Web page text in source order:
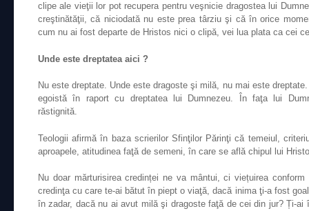
clipe ale vieţii lor pot recupera pentru veşnicie dragostea lui
creştinătăţii, că niciodată nu este prea târziu şi că în orice
cum nu ai fost departe de Hristos nici o clipă, vei lua plata ca cei
Unde este dreptatea aici ?
Nu este dreptate. Unde este dragoste şi milă, nu mai este
egoistă în raport cu dreptatea lui Dumnezeu. În faţa lui
răstignită.
Teologii afirmă în baza scrierilor Sfinţilor Părinţi că temeiul,
aproapele, atitudinea faţă de semeni, în care se află chipul lui
Nu doar mărturisirea credinței ne va mântui, ci viețuirea
credinţa cu care te-ai bătut în piept o viaţă, dacă inima ţi-a fost
în zadar, dacă nu ai avut milă şi dragoste faţă de cei din jur? Ți-ai